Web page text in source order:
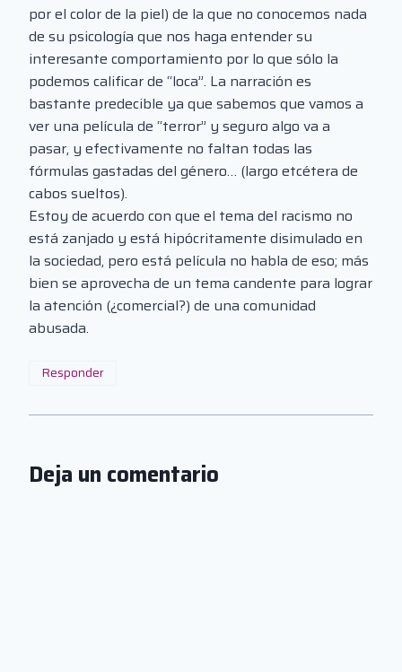
por el color de la piel) de la que no conocemos nada
de su psicología que nos haga entender su
interesante comportamiento por lo que sólo la
podemos calificar de “loca”. La narración es
bastante predecible ya que sabemos que vamos a
ver una película de “terror” y seguro algo va a
pasar, y efectivamente no faltan todas las
fórmulas gastadas del género… (largo etcétera de
cabos sueltos).
Estoy de acuerdo con que el tema del racismo no
está zanjado y está hipócritamente disimulado en
la sociedad, pero está película no habla de eso; más
bien se aprovecha de un tema candente para lograr
la atención (¿comercial?) de una comunidad
abusada.
Responder
Deja un comentario